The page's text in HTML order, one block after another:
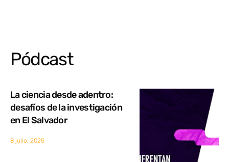
Pódcast
La ciencia desde adentro:
desafíos de la investigación
en El Salvador
8 julio, 2025